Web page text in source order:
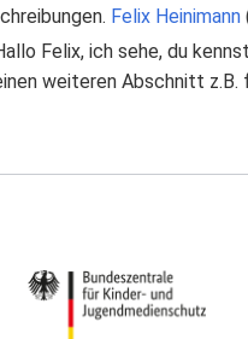
Felix Heinimann
Felix, ich sehe, du
weiteren Abschnitt z.B.